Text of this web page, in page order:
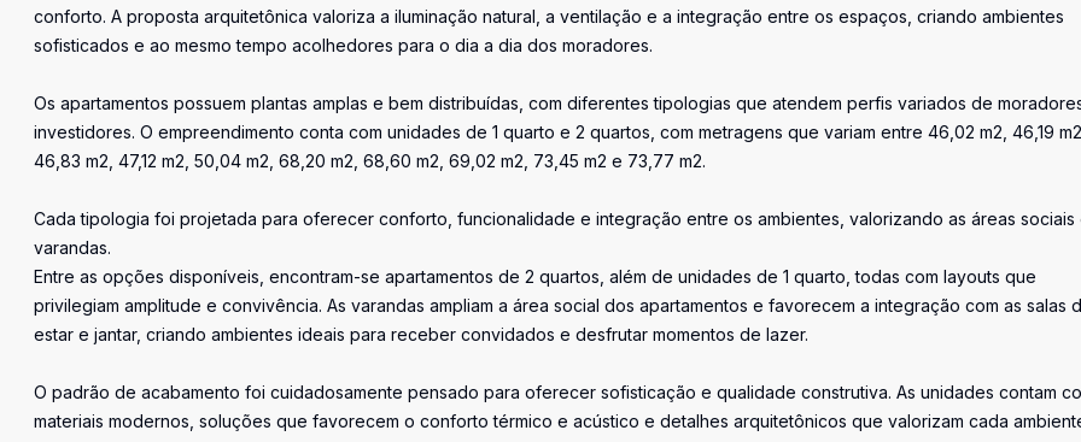
conforto. A proposta arquitetônica valoriza a iluminação natural, a ventilação e a integração entre os espaços, criando ambientes
sofisticados e ao mesmo tempo acolhedores para o dia a dia dos moradores.
Os apartamentos possuem plantas amplas e bem distribuídas, com diferentes tipologias que atendem perfis variados de
investidores. O empreendimento conta com unidades de 1 quarto e 2 quartos, com metragens que variam entre 46,02 m2, 46,19
46,83 m2, 47,12 m2, 50,04 m2, 68,20 m2, 68,60 m2, 69,02 m2, 73,45 m2 e 73,77 m2.
Cada tipologia foi projetada para oferecer conforto, funcionalidade e integração entre os ambientes, valorizando as áreas sociais
varandas.
Entre as opções disponíveis, encontram-se apartamentos de 2 quartos, além de unidades de 1 quarto, todas com layouts que
privilegiam amplitude e convivência. As varandas ampliam a área social dos apartamentos e favorecem a integração com as salas
estar e jantar, criando ambientes ideais para receber convidados e desfrutar momentos de lazer.
O padrão de acabamento foi cuidadosamente pensado para oferecer sofisticação e qualidade construtiva. As unidades contam
materiais modernos, soluções que favorecem o conforto térmico e acústico e detalhes arquitetônicos que valorizam cada